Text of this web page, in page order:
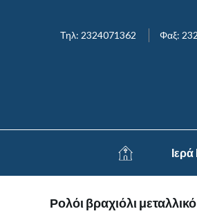
Τηλ: 2324071362 Φαξ:
Ρολόι βραχιόλι